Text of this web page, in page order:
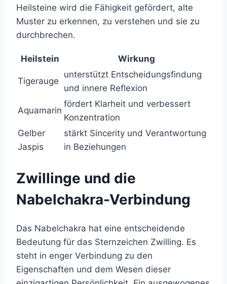
Heilsteine wird die Fähigkeit gefördert, alte
Muster zu erkennen, zu verstehen und sie zu
durchbrechen.
Heilstein Wirkung
Tigerauge
unterstützt Entscheidungsfindung
und innere Reflexion
Aquamarin
fördert Klarheit und verbessert
Konzentration
Gelber
Jaspis
stärkt Sincerity und Verantwortung
in Beziehungen
Zwillinge und die
Nabelchakra-Verbindung
Das Nabelchakra hat eine entscheidende
Bedeutung für das Sternzeichen Zwilling. Es
steht in enger Verbindung zu den
Eigenschaften und dem Wesen dieser